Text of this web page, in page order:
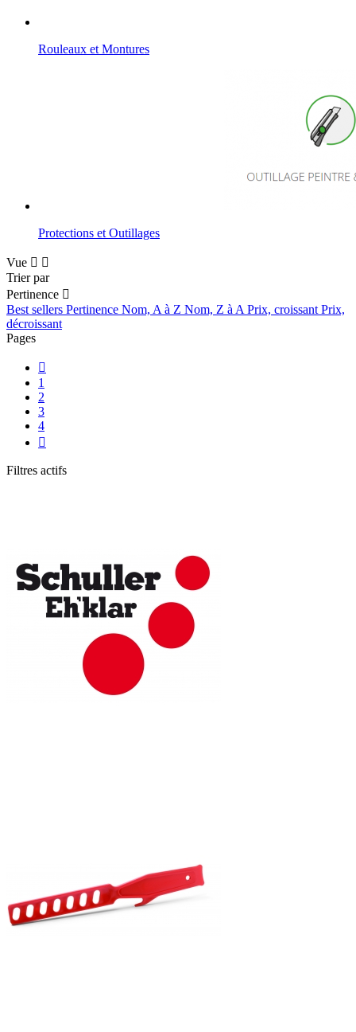
Rouleaux et Montures
Protections et Outillages
Vue  
Trier par
Pertinence 
Best sellers Pertinence Nom, A à Z Nom, Z à APrix, croissantPrix,
décroissant
Pages

1
2
3
4

Filtres actifs